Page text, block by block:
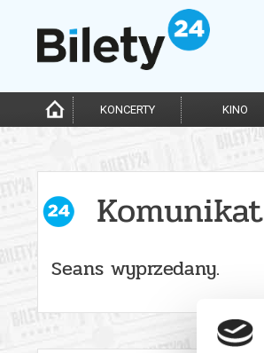
KONCERTY KINO
Komunikat
Seans wyprzedany.